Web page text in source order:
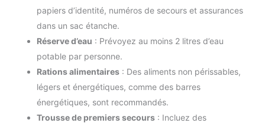
papiers d’identité, numéros de secours et assurances
dans un sac étanche.
Réserve d’eau : Prévoyez au moins 2 litres d’eau
potable par personne.
Rations alimentaires : Des aliments non périssables,
légers et énergétiques, comme des barres
énergétiques, sont recommandés.
Trousse de premiers secours : Incluez des